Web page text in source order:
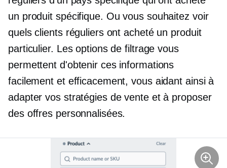
un produit spécifique. Ou vous souhaitez voir
quels clients réguliers ont acheté un produit
particulier. Les options de filtrage vous
permettent d'obtenir ces informations
facilement et efficacement, vous aidant ainsi à
adapter vos stratégies de vente et à proposer
des offres personnalisées.